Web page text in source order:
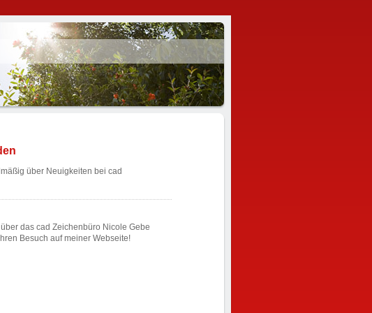
über Neuigkeiten bei cad
das cad Zeichenbüro Nicole Gebe
Besuch auf meiner Webseite!